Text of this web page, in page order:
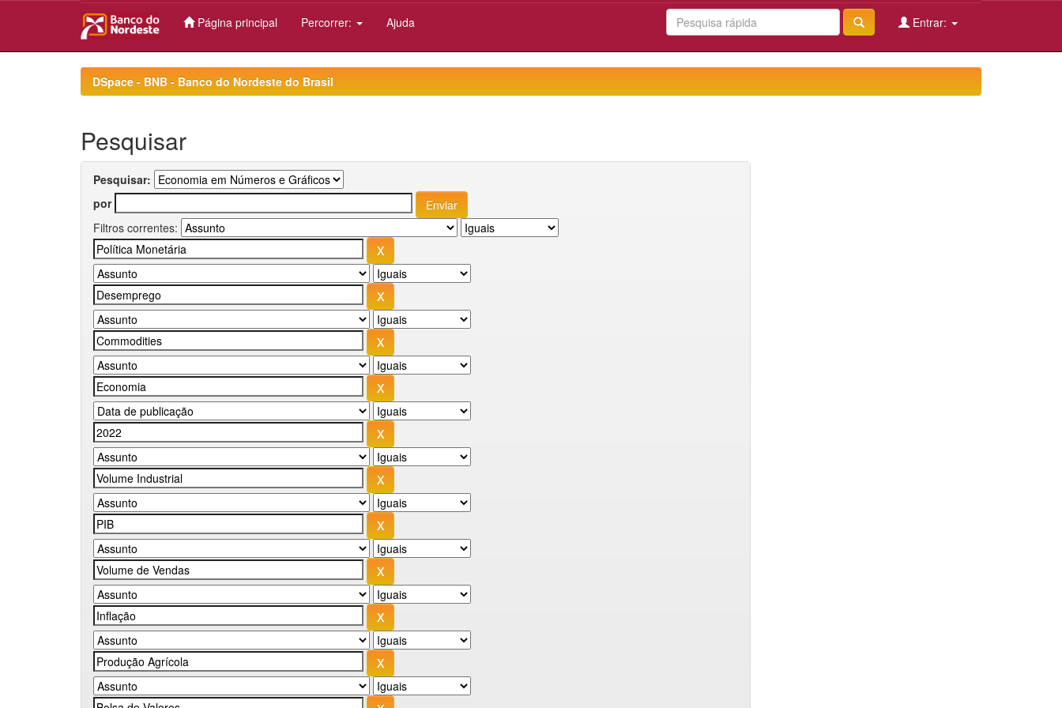
Página principal Percorrer: Ajuda Entrar:
DSpace - BNB - Banco do Nordeste do Brasil
Pesquisar
Pesquisar:
por
Filtros correntes: